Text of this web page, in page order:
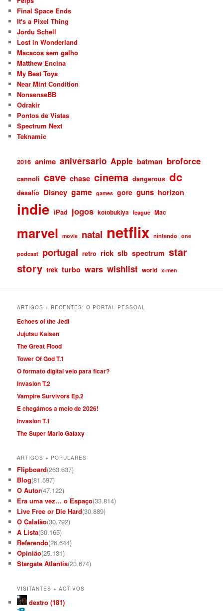
Final Space Ends
It's a Pixel Thing
Jordu Schell
Lost in Wonderland
Macacos sem galho
Matthew Encina
My Best Toys
Near Mint Condition
NonsenseBB
Odrakir
Pontos de Vistas
Spectrum Next
Teknamic
2016 anime aniversario Apple batman broforce
cannoli cave chase cinema dangerous dc
desafio Disney game games gore guns horizon
indie iPad jogos kotobukiya league Mac
marvel movie natal netflix nintendo one
podcast portugal retro rick slb spectrum star
story trek turbo wars wishlist world x-men
ARTIGOS + RECENTES: O PORTAL PESSOAL
Echoes of the Jedi
Jujutsu Kaisen
The Great Flood
Tower Of God T.1
O formato digital veio para ficar?
Invasion T.2
Vampire Survivors Ep.2
E chegámos a meio de 2026!
Invasion T.1
The Super Mario Galaxy
ARTIGOS + POPULARES
Flipboard(263.637)
Blog(81.597)
O Autor(47.122)
Era uma vez… o Espaço(33.814)
Live Free or Die Hard(30.889)
O Calafão(30.792)
A Lista(30.165)
Referendo(26.644)
Opinião(25.131)
Stargate Atlantis(23.674)
VISITANTES + ACTIVOS
dextro (181)